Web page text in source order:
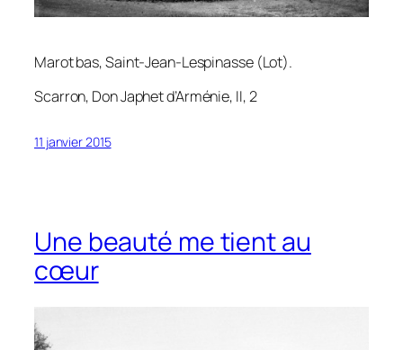
Marot bas, Saint-Jean-Lespinasse (Lot).
Scarron, Don Japhet d’Arménie, II, 2
11 janvier 2015
Une beauté me tient au
cœur